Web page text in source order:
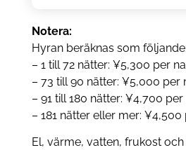
Notera:
Hyran beräknas som följande:
– 1 till 72 nätter: ¥5,300 per
– 73 till 90 nätter: ¥5,000 per
– 91 till 180 nätter: ¥4,700 per
– 181 nätter eller mer: ¥4,500
El, värme, vatten, frukost